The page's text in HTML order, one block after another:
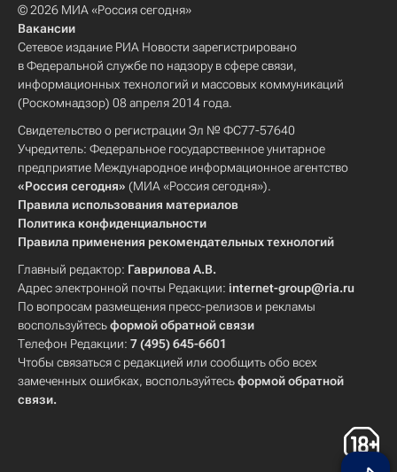
© 2026 МИА «Россия сегодня»
Вакансии
Сетевое издание РИА Новости зарегистрировано
в Федеральной службе по надзору в сфере связи,
информационных технологий и массовых коммуникаций
(Роскомнадзор) 08 апреля 2014 года.
Свидетельство о регистрации Эл № ФС77-57640
Учредитель: Федеральное государственное унитарное
предприятие Международное информационное агентство
«Россия сегодня» (МИА «Россия сегодня»).
Правила использования материалов
Политика конфиденциальности
Правила применения рекомендательных технологий
Главный редактор: Гаврилова А.В.
Адрес электронной почты Редакции: internet-group@ria.ru
По вопросам размещения пресс-релизов и рекламы
воспользуйтесьформой обратной связи
Телефон Редакции: 7 (495) 645-6601
Чтобы связаться с редакцией или сообщить обо всех
замеченных ошибках, воспользуйтесьформой обратной
связи.